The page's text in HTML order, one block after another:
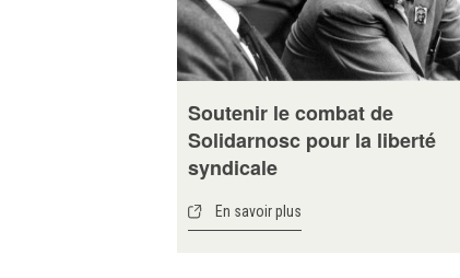
Soutenir le combat de
Solidarnosc pour la liberté
syndicale
En savoir plus